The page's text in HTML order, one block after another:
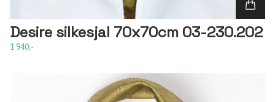
Desire silkesjal 70x70cm 03-230.202
1 940,-